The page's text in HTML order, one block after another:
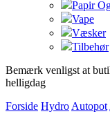
Papir
Vape
Væsker
Tilbehør
Bemærk venligst at
helligdag
Forside Hydro Autopot